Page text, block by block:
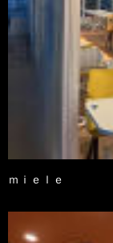
ｍｉｅｌｅ